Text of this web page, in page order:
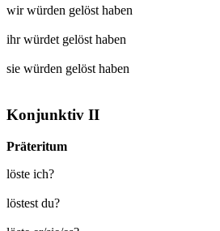
wir würden gelösthaben
ihr würdet gelösthaben
sie würden gelösthaben
Konjunktiv II
Präteritum
löste ich?
löstest du?